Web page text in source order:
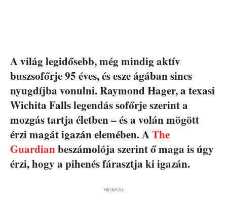
A világ legidősebb, még mindig aktív
buszsofőrje 95 éves, és esze ágában sincs
nyugdíjba vonulni. Raymond Hager, a texasi
Wichita Falls legendás sofőrje szerint a
mozgás tartja életben – és a volán mögött
érzi magát igazán elemében. AThe
Guardianbeszámolója szerint ő maga is úgy
érzi, hogy a pihenés fárasztja ki igazán.
Hirdetés